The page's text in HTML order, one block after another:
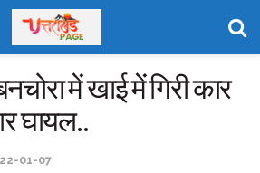
में खाई में गिरी कार
घायल..
01-07